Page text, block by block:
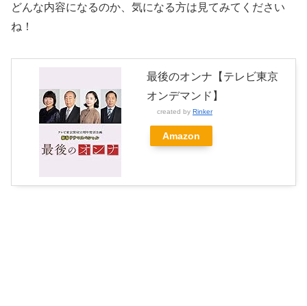
どんな内容になるのか、気になる方は見てみてください
ね！
最後のオンナ【テレビ東京
オンデマンド】
created by Rinker
Amazon